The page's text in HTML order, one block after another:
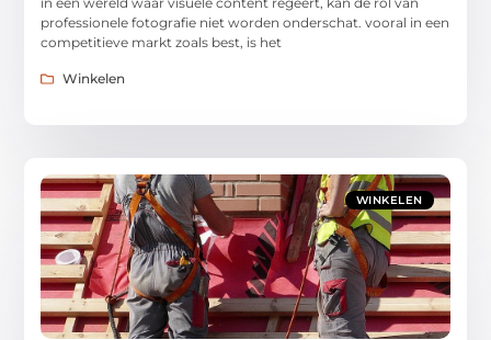
professionele fotografie niet worden onderschat. vooral in een
competitieve markt zoals best, is het
Winkelen
WINKELEN